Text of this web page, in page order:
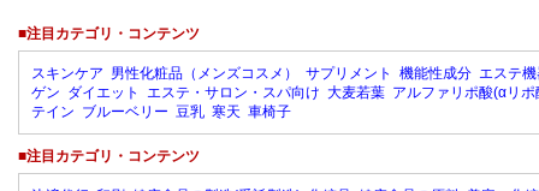
■注目カテゴリ・コンテンツ
スキンケア 男性化粧品（メンズコスメ） サプリメント 機能性成分 エステ
ゲン ダイエット エステ・サロン・スパ向け 大麦若葉 アルファリポ酸(αリポ
テイン ブルーベリー 豆乳 寒天 車椅子
■注目カテゴリ・コンテンツ